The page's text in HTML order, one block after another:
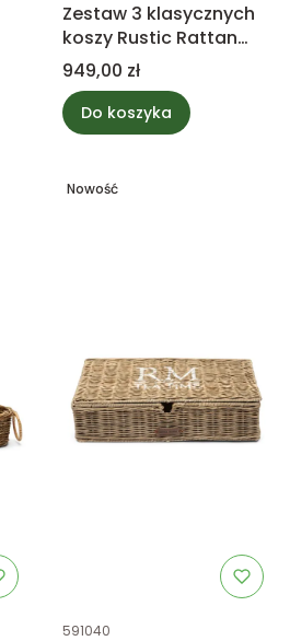
Zestaw 3 klasycznych
koszy Rustic Rattan
Riviera Maison
Cena
949,00 zł
Do koszyka
Nowość
Kod produktu
591040